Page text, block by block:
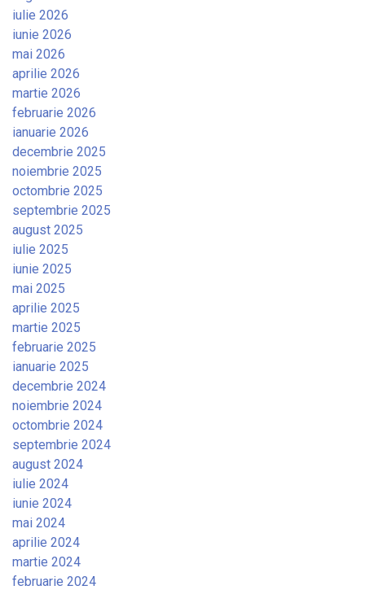
iulie 2026
iunie 2026
mai 2026
aprilie 2026
martie 2026
februarie 2026
ianuarie 2026
decembrie 2025
noiembrie 2025
octombrie 2025
septembrie 2025
august 2025
iulie 2025
iunie 2025
mai 2025
aprilie 2025
martie 2025
februarie 2025
ianuarie 2025
decembrie 2024
noiembrie 2024
octombrie 2024
septembrie 2024
august 2024
iulie 2024
iunie 2024
mai 2024
aprilie 2024
martie 2024
februarie 2024